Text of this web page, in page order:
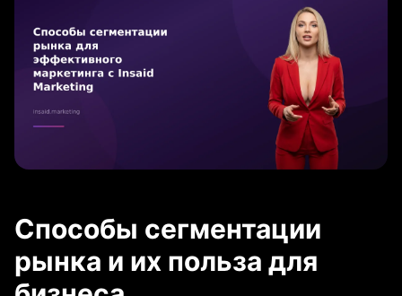
Способы сегментации
рынка и их польза для